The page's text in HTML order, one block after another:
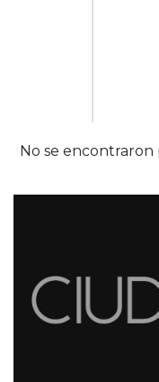
No se encontraron